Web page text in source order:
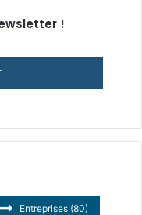
!
Entreprises (80)